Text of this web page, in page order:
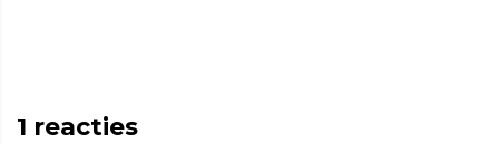
1 reacties